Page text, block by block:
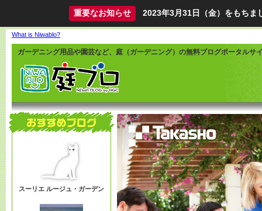
重要なお知らせ 2023年3月31日（金）をもちま
What is Niwablo?
ガーデニング用品や園芸など、庭（ガーデニング）の無料ブログポータルサ
スーリエ ルージュ・ガーデン